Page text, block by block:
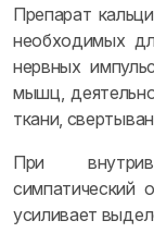
Препарат
необходимых
нервных
мышц,
ткани,
При
симпатический
усиливает